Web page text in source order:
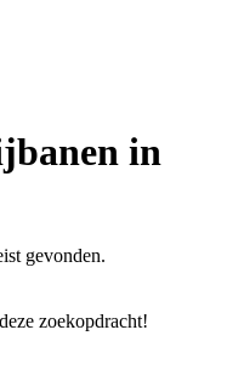
in
gevonden.
zoekopdracht!